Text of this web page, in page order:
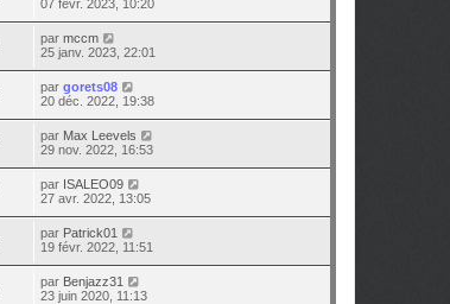
07 févr. 2023, 10:20
par mccm
25 janv. 2023, 22:01
par gorets08
20 déc. 2022, 19:38
par Max Leevels
29 nov. 2022, 16:53
par ISALEO09
27 avr. 2022, 13:05
par Patrick01
19 févr. 2022, 11:51
par Benjazz31
23 juin 2020, 11:13